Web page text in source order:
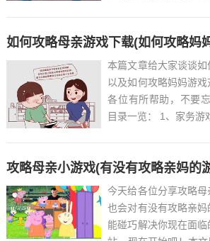
如何攻略母亲游戏下载(如何攻略妈
本篇文章给大家谈谈如
以及如何攻略妈妈游
各位有所帮助，不要
目录一览： 1、家务游
攻略母亲小游戏(有没有攻略亲妈的
今天给各位分享攻略
也会对有没有攻略亲
能碰巧解决你现在面